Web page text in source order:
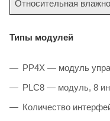
Относительная
Типы модулей
PP4X — модуль
PLC8 — модуль, 8
Количество